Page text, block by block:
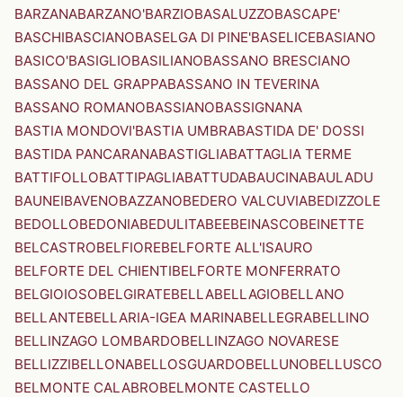
BARZANABARZANO'BARZIOBASALUZZOBASCAPE'
BASCHIBASCIANOBASELGA DI PINE'BASELICEBASIANO
BASICO'BASIGLIOBASILIANOBASSANO BRESCIANO
BASSANO DEL GRAPPABASSANO IN TEVERINA
BASSANO ROMANOBASSIANOBASSIGNANA
BASTIA MONDOVI'BASTIA UMBRABASTIDA DE' DOSSI
BASTIDA PANCARANABASTIGLIABATTAGLIA TERME
BATTIFOLLOBATTIPAGLIABATTUDABAUCINABAULADU
BAUNEIBAVENOBAZZANOBEDERO VALCUVIABEDIZZOLE
BEDOLLOBEDONIABEDULITABEEBEINASCOBEINETTE
BELCASTROBELFIOREBELFORTE ALL'ISAURO
BELFORTE DEL CHIENTIBELFORTE MONFERRATO
BELGIOIOSOBELGIRATEBELLABELLAGIOBELLANO
BELLANTEBELLARIA-IGEA MARINABELLEGRABELLINO
BELLINZAGO LOMBARDOBELLINZAGO NOVARESE
BELLIZZIBELLONABELLOSGUARDOBELLUNOBELLUSCO
BELMONTE CALABROBELMONTE CASTELLO